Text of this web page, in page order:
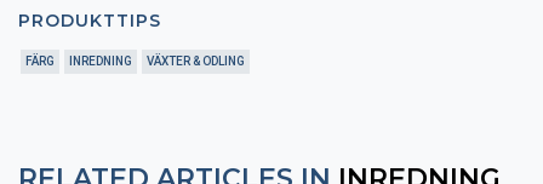
PRODUKTTIPS
FÄRG INREDNING VÄXTER & ODLING